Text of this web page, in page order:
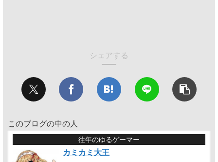
シェアする
このブログの中の人
往年のゆるゲーマー
カミカミ大王